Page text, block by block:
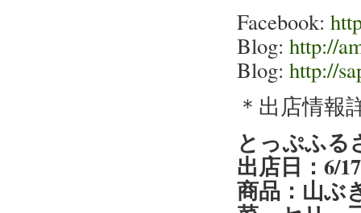
Facebook:
Blog: http://
Blog: http://
＊出店情報
とっぷふる
出店日：6/
商品：山ぶ